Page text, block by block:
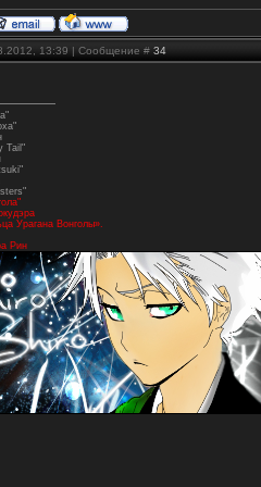
13:39 | Сообщение # 34
Tail"
Урагана Вонголы».
Рин